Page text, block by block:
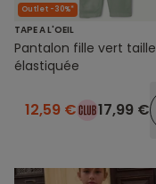
Outlet -30%*
TAPE A L'OEIL
Pantalon fille vert taille
élastiquée
12,59 € 17,99 €